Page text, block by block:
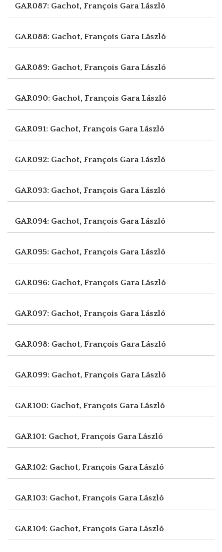
GAR087: Gachot, François Gara László
GAR088: Gachot, François Gara László
GAR089: Gachot, François Gara László
GAR090: Gachot, François Gara László
GAR091: Gachot, François Gara László
GAR092: Gachot, François Gara László
GAR093: Gachot, François Gara László
GAR094: Gachot, François Gara László
GAR095: Gachot, François Gara László
GAR096: Gachot, François Gara László
GAR097: Gachot, François Gara László
GAR098: Gachot, François Gara László
GAR099: Gachot, François Gara László
GAR100: Gachot, François Gara László
GAR101: Gachot, François Gara László
GAR102: Gachot, François Gara László
GAR103: Gachot, François Gara László
GAR104: Gachot, François Gara László